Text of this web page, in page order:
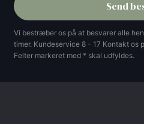
Vi bestræber os på at besvarer alle
timer. Kundeservice 8 - 17 Kontakt os
Felter markeret med * skal udfyldes.​